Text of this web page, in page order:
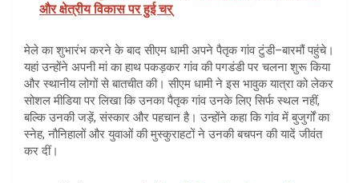
और क्षेत्रीय विकास पर हुई चर्
मेले का शुभारंभ करने के बाद सीएम धामी अपने पैतृक गांव टुंडी–बारमौं पहुंचे।
यहां उन्होंने अपनी मां का हाथ पकड़कर गांव की पगडंडी पर चलना शुरू किया
और स्थानीय लोगों से बातचीत की। सीएम धामी ने इस भावुक यात्रा को लेकर
सोशल मीडिया पर लिखा कि उनका पैतृक गांव उनके लिए सिर्फ स्थल नहीं,
बल्कि उनकी जड़ें, संस्कार और पहचान है। उन्होंने कहा कि गांव में बुजुर्गों का
स्नेह, नौनिहालों और युवाओं की मुस्कुराहटों ने उनकी बचपन की यादें जीवंत
कर दीं।